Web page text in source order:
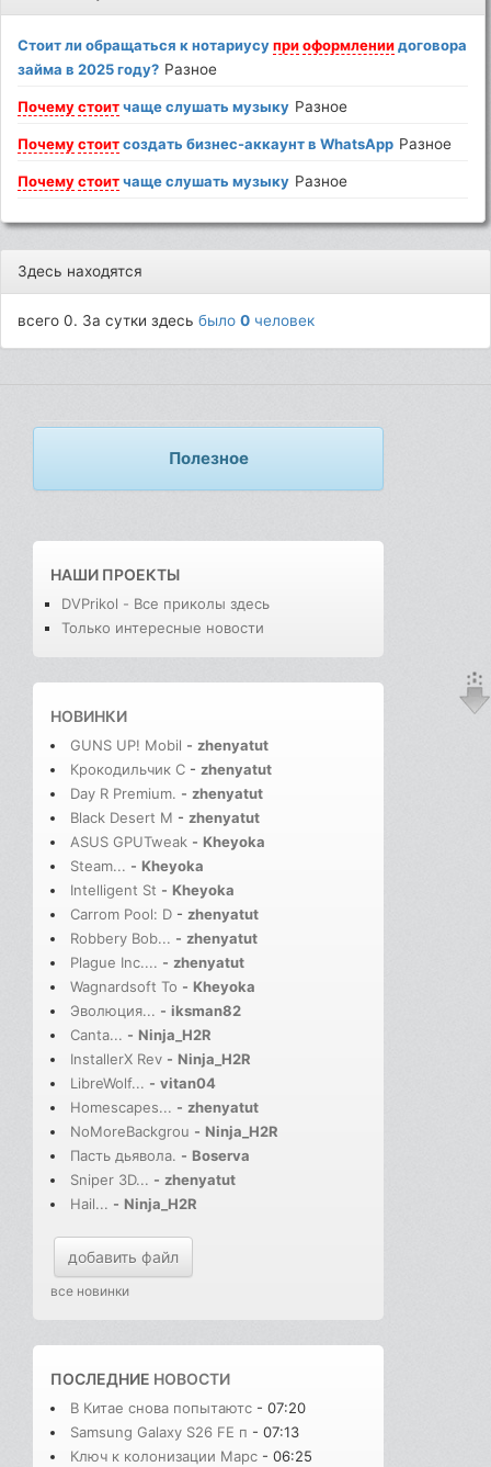
Стоит ли обращаться к нотариусупри оформлениидоговора
займа в 2025 году? Разное
Почему стоитчаще слушать музыку Разное
Почему стоитсоздать бизнес-аккаунт в WhatsApp Разное
Почему стоитчаще слушать музыку Разное
Здесь находятся
всего 0. За сутки здесьбыло0 человек
Полезное
НАШИ ПРОЕКТЫ
DVPrikol - Все приколы здесь
Только интересные новости
НОВИНКИ
GUNS UP! Mobil - zhenyatut
Крокодильчик С - zhenyatut
Day R Premium. - zhenyatut
Black Desert M - zhenyatut
ASUS GPUTweak - Kheyoka
Steam... - Kheyoka
Intelligent St - Kheyoka
Carrom Pool: D - zhenyatut
Robbery Bob... - zhenyatut
Plague Inc.... - zhenyatut
Wagnardsoft To - Kheyoka
Эволюция... - iksman82
Canta... - Ninja_H2R
InstallerX Rev - Ninja_H2R
LibreWolf... - vitan04
Homescapes... - zhenyatut
NoMoreBackgrou - Ninja_H2R
Пасть дьявола. - Boserva
Sniper 3D... - zhenyatut
Hail... - Ninja_H2R
добавить файл
все новинки
ПОСЛЕДНИЕ НОВОСТИ
В Китае снова попытаютс - 07:20
Samsung Galaxy S26 FE п - 07:13
Ключ к колонизации Марс - 06:25